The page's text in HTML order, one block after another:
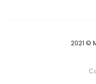
2021 ©